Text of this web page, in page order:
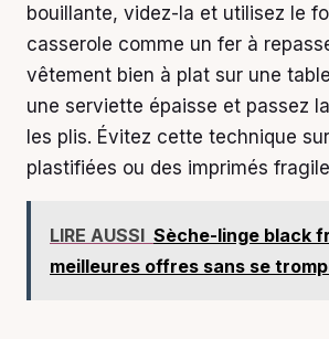
bouillante, videz-la et utilisez le
casserole comme un fer à
vêtement bien à plat sur une
une serviette épaisse et passez
les plis. Évitez cette technique
plastifiées ou des imprimés
LIRE AUSSI Sèche-linge black
meilleures offres sans se